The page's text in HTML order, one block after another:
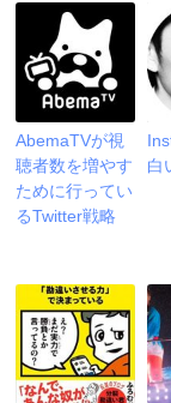
AbemaTVが視
聴者数を増やす
ために行ってい
るTwitter戦略
白